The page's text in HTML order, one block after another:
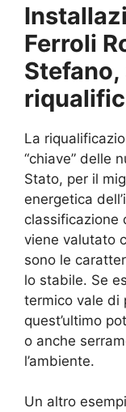
Ferroli
La
“chiave” delle
Stato, per il
energetica
classificazione
viene valutato
sono le
lo stabile. Se
termico vale di
quest’ultimo
o anche
l’ambiente.
Un altro